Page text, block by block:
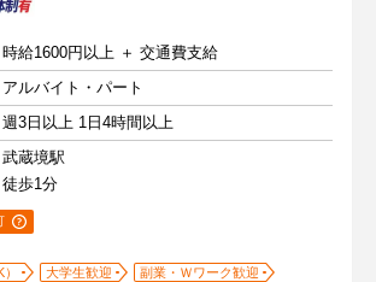
時給1600円以上 ＋ 交通費支給
アルバイト・パート
週3日以上 1日4時間以上
武蔵境駅
徒歩1分
大学生歓迎
副業・Ｗワーク歓迎